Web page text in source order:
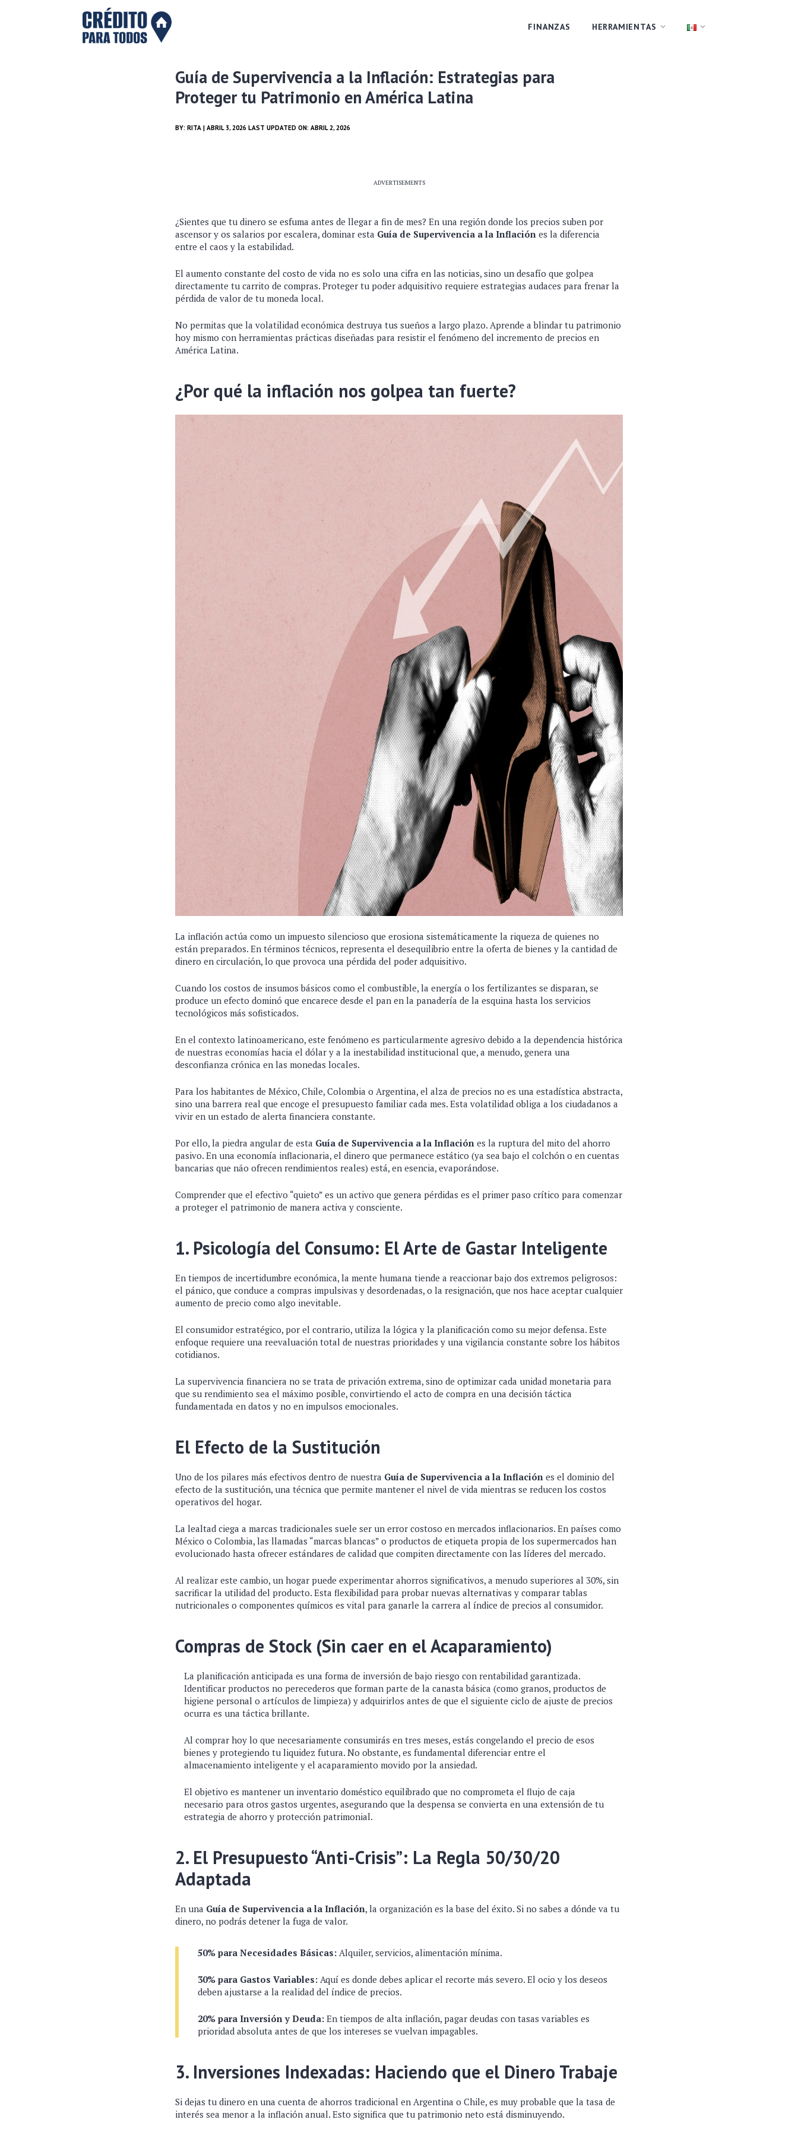
FINANZAS HERRAMIENTAS
Guía de Supervivencia a la Inflación: Estrategias para
Proteger tu Patrimonio en América Latina
BY: RITA | ABRIL 3, 2026 LAST UPDATED ON: ABRIL 2, 2026
ADVERTISEMENTS
¿Sientes que tu dinero se esfuma antes de llegar a fin de mes? En una región donde los precios suben por
ascensor y os salarios por escalera, dominar esta Guía de Supervivencia a la Inflación es la diferencia
entre el caos y la estabilidad.
El aumento constante del costo de vida no es solo una cifra en las noticias, sino un desafío que golpea
directamente tu carrito de compras. Proteger tu poder adquisitivo requiere estrategias audaces para frenar la
pérdida de valor de tu moneda local.
No permitas que la volatilidad económica destruya tus sueños a largo plazo. Aprende a blindar tu patrimonio
hoy mismo con herramientas prácticas diseñadas para resistir el fenómeno del incremento de precios en
América Latina.
¿Por qué la inflación nos golpea tan fuerte?
La inflación actúa como un impuesto silencioso que erosiona sistemáticamente la riqueza de quienes no
están preparados. En términos técnicos, representa el desequilibrio entre la oferta de bienes y la cantidad de
dinero en circulación, lo que provoca una pérdida del poder adquisitivo.
Cuando los costos de insumos básicos como el combustible, la energía o los fertilizantes se disparan, se
produce un efecto dominó que encarece desde el pan en la panadería de la esquina hasta los servicios
tecnológicos más sofisticados.
En el contexto latinoamericano, este fenómeno es particularmente agresivo debido a la dependencia histórica
de nuestras economías hacia el dólar y a la inestabilidad institucional que, a menudo, genera una
desconfianza crónica en las monedas locales.
Para los habitantes de México, Chile, Colombia o Argentina, el alza de precios no es una estadística abstracta,
sino una barrera real que encoge el presupuesto familiar cada mes. Esta volatilidad obliga a los ciudadanos a
vivir en un estado de alerta financiera constante.
Por ello, la piedra angular de esta Guía de Supervivencia a la Inflación es la ruptura del mito del ahorro
pasivo. En una economía inflacionaria, el dinero que permanece estático (ya sea bajo el colchón o en cuentas
bancarias que não ofrecen rendimientos reales) está, en esencia, evaporándose.
Comprender que el efectivo “quieto” es un activo que genera pérdidas es el primer paso crítico para comenzar
a proteger el patrimonio de manera activa y consciente.
1. Psicología del Consumo: El Arte de Gastar Inteligente
En tiempos de incertidumbre económica, la mente humana tiende a reaccionar bajo dos extremos peligrosos:
el pánico, que conduce a compras impulsivas y desordenadas, o la resignación, que nos hace aceptar cualquier
aumento de precio como algo inevitable.
El consumidor estratégico, por el contrario, utiliza la lógica y la planificación como su mejor defensa. Este
enfoque requiere una reevaluación total de nuestras prioridades y una vigilancia constante sobre los hábitos
cotidianos.
La supervivencia financiera no se trata de privación extrema, sino de optimizar cada unidad monetaria para
que su rendimiento sea el máximo posible, convirtiendo el acto de compra en una decisión táctica
fundamentada en datos y no en impulsos emocionales.
El Efecto de la Sustitución
Uno de los pilares más efectivos dentro de nuestra Guía de Supervivencia a la Inflación es el dominio del
efecto de la sustitución, una técnica que permite mantener el nivel de vida mientras se reducen los costos
operativos del hogar.
La lealtad ciega a marcas tradicionales suele ser un error costoso en mercados inflacionarios. En países como
México o Colombia, las llamadas “marcas blancas” o productos de etiqueta propia de los supermercados han
evolucionado hasta ofrecer estándares de calidad que compiten directamente con las líderes del mercado.
Al realizar este cambio, un hogar puede experimentar ahorros significativos, a menudo superiores al 30%, sin
sacrificar la utilidad del producto. Esta flexibilidad para probar nuevas alternativas y comparar tablas
nutricionales o componentes químicos es vital para ganarle la carrera al índice de precios al consumidor.
Compras de Stock (Sin caer en el Acaparamiento)
La planificación anticipada es una forma de inversión de bajo riesgo con rentabilidad garantizada.
Identificar productos no perecederos que forman parte de la canasta básica (como granos, productos de
higiene personal o artículos de limpieza) y adquirirlos antes de que el siguiente ciclo de ajuste de precios
ocurra es una táctica brillante.
Al comprar hoy lo que necesariamente consumirás en tres meses, estás congelando el precio de esos
bienes y protegiendo tu liquidez futura. No obstante, es fundamental diferenciar entre el
almacenamiento inteligente y el acaparamiento movido por la ansiedad.
El objetivo es mantener un inventario doméstico equilibrado que no comprometa el flujo de caja
necesario para otros gastos urgentes, asegurando que la despensa se convierta en una extensión de tu
estrategia de ahorro y protección patrimonial.
2. El Presupuesto “Anti-Crisis”: La Regla 50/30/20
Adaptada
En una Guía de Supervivencia a la Inflación, la organización es la base del éxito. Si no sabes a dónde va tu
dinero, no podrás detener la fuga de valor.
50% para Necesidades Básicas: Alquiler, servicios, alimentación mínima.
30% para Gastos Variables: Aquí es donde debes aplicar el recorte más severo. El ocio y los deseos
deben ajustarse a la realidad del índice de precios.
20% para Inversión y Deuda: En tiempos de alta inflación, pagar deudas con tasas variables es
prioridad absoluta antes de que los intereses se vuelvan impagables.
3. Inversiones Indexadas: Haciendo que el Dinero Trabaje
Si dejas tu dinero en una cuenta de ahorros tradicional en Argentina o Chile, es muy probable que la tasa de
interés sea menor a la inflación anual. Esto significa que tu patrimonio neto está disminuyendo.